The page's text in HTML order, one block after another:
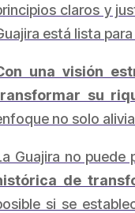
claros y
está lista
una visión
su
no solo
Guajira no puede
de
si se